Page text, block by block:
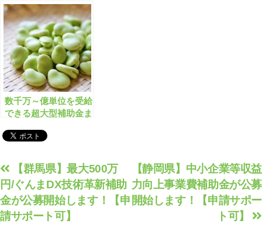
グ【立地補助金も紹
介】
数千万～億単位を受給
できる超大型補助金ま
12月版】
投
稿
ナ
ビ
【静岡県】中小企業等収益
力向上事業費補助金が公募
開始します！【申請サポー
ト可】
【群馬県】最大500万
円/ぐんまDX技術革新補助
金が公募開始します！【申
請サポート可】